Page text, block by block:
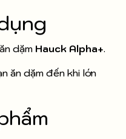
dặm Hauck Alpha+.
ăn dặm đến khi lớn